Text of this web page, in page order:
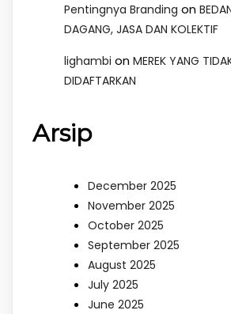
Pentingnya Branding on
DAGANG, JASA DAN KOLEKTIF
lighambi on MEREK YANG
DIDAFTARKAN
Arsip
December 2025
November 2025
October 2025
September 2025
August 2025
July 2025
June 2025